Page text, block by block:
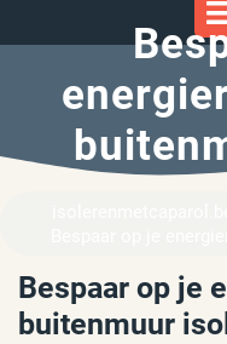
Bespaar op je
buitenmuur